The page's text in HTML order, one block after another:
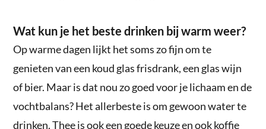
Wat kun je het beste drinken bij warm weer?
Op warme dagen lijkt het soms zo fijn om te
genieten van een koud glas frisdrank, een glas wijn
of bier. Maar is dat nou zo goed voor je lichaam en de
vochtbalans? Het allerbeste is om gewoon water te
drinken. Thee is ook een goede keuze en ook koffie